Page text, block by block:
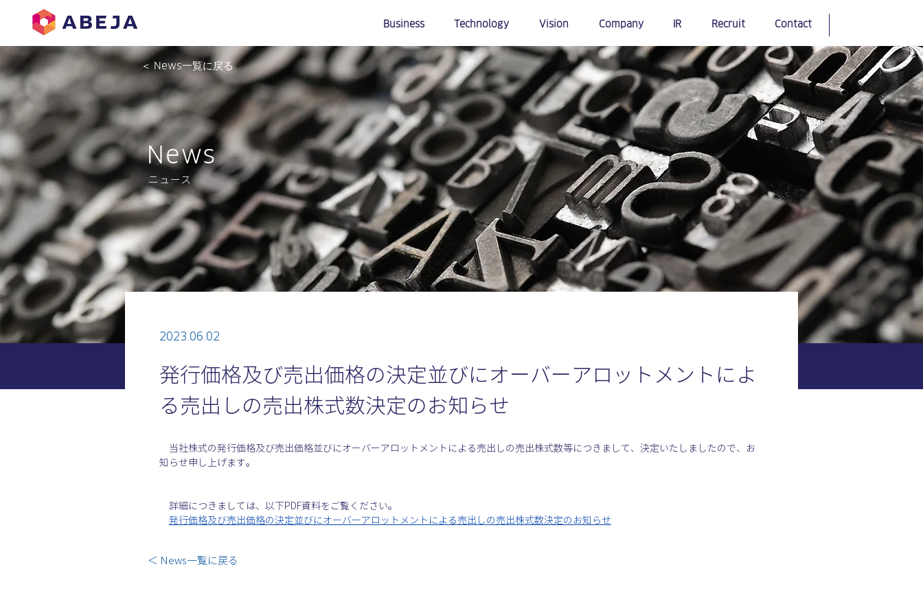
Business Technology Vision Company IR Recruit Contact
＜ News一覧に戻る
News
ニュース
2023.06.02
発行価格及び売出価格の決定並びにオーバーアロットメントによ
る売出しの売出株式数決定のお知らせ
当社株式の発行価格及び売出価格並びにオーバーアロットメントによる売出しの売出株式数等につきまして、決定いたしましたので、お
知らせ申し上げます。
詳細につきましては、以下PDF資料をご覧ください。
発行価格及び売出価格の決定並びにオーバーアロットメントによる売出しの売出株式数決定のお知らせ
＜ News一覧に戻る